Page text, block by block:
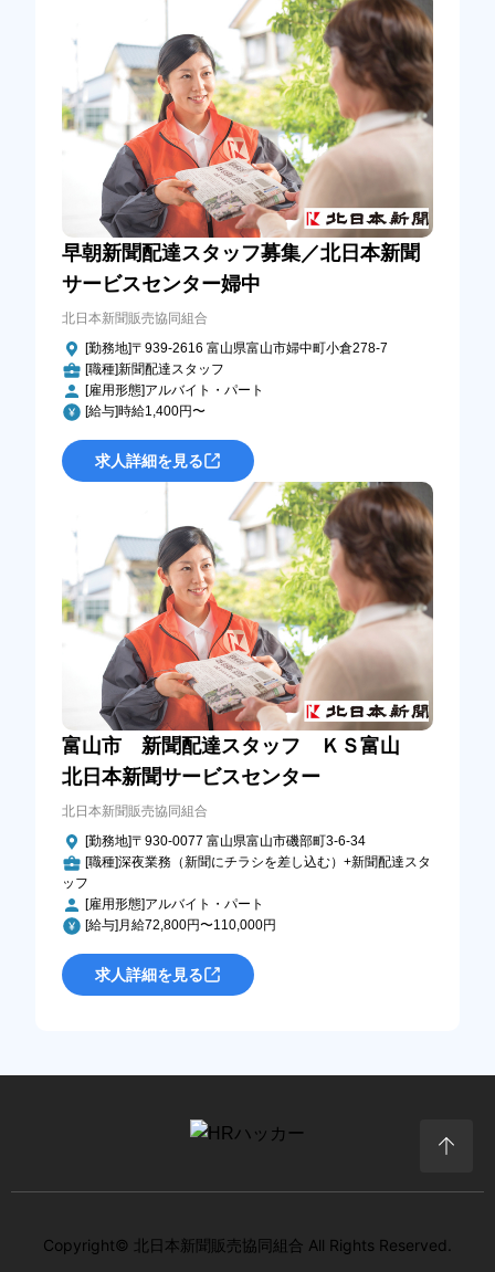
早朝新聞配達スタッフ募集／北日本新聞
サービスセンター婦中
北日本新聞販売協同組合
[勤務地]〒939-2616 富山県富山市婦中町小倉278-7
[職種]新聞配達スタッフ
[雇用形態]アルバイト・パート
[給与]時給1,400円〜
求人詳細を見る
富山市 新聞配達スタッフ ＫＳ富山
北日本新聞サービスセンター
北日本新聞販売協同組合
[勤務地]〒930-0077 富山県富山市磯部町3-6-34
[職種]深夜業務（新聞にチラシを差し込む）+新聞配達スタ
ッフ
[雇用形態]アルバイト・パート
[給与]月給72,800円〜110,000円
求人詳細を見る
Copyright© 北日本新聞販売協同組合 All Rights Reserved.